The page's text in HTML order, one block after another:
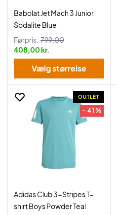
Babolat Jet Mach 3 Junior
Sodalite Blue
Førpris: 799,00
408,00 kr.
Vælg størrelse
OUTLET
- 41%
Adidas Club 3-Stripes T-
shirt Boys Powder Teal